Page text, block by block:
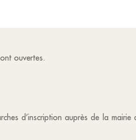
ouvertes.
d’inscription auprès de la mairie